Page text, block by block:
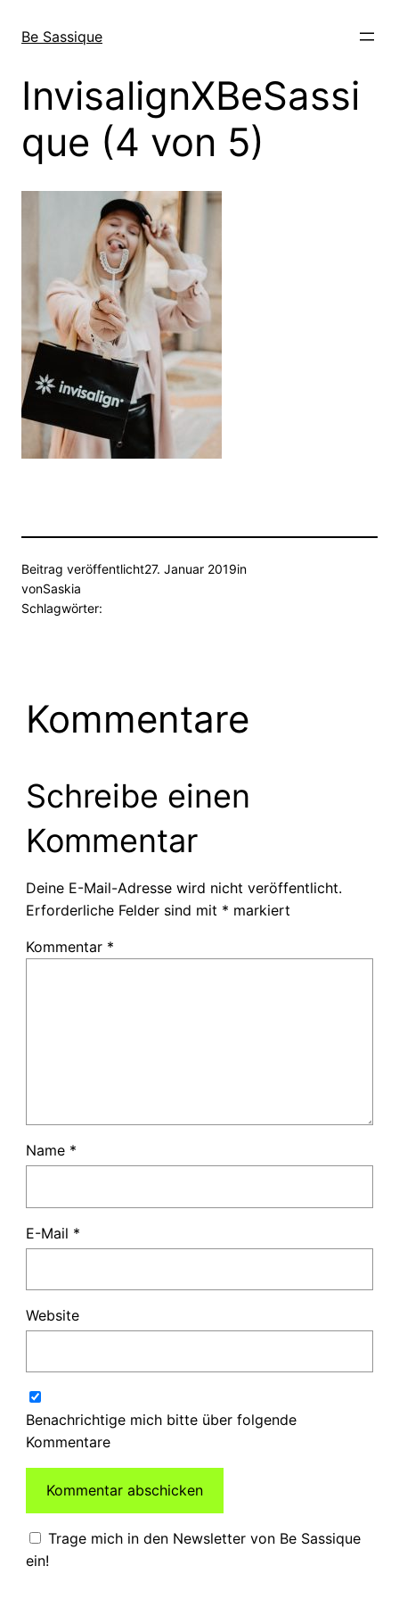
zum
wechseln
Be Sassique
InvisalignXBeSassi
que (4 von 5)
Beitrag veröffentlicht27. Januar 2019in
vonSaskia
Schlagwörter:
Kommentare
Schreibe einen
Kommentar
Deine E-Mail-Adresse wird nicht veröffentlicht.
Erforderliche Felder sind mit * markiert
Kommentar *
Name *
E-Mail *
Website
Benachrichtige mich bitte über folgende
Kommentare
Trage mich in den Newsletter von Be Sassique
ein!